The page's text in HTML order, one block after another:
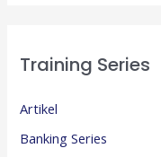
Training Series
Artikel
Banking Series